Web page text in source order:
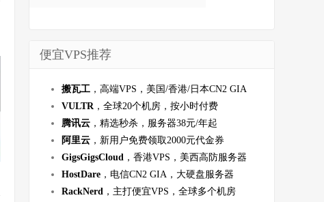
便宜VPS推荐
搬瓦工 ，高端VPS，美国/香港/日本CN2 GIA
VULTR ，全球20个机房，按小时付费
腾讯云 ，精选秒杀，服务器38元/年起
阿里云 ，新用户免费领取2000元代金券
GigsGigsCloud ，香港VPS，美西高防服务器
HostDare ，电信CN2 GIA，大硬盘服务器
RackNerd ，主打便宜VPS，全球多个机房